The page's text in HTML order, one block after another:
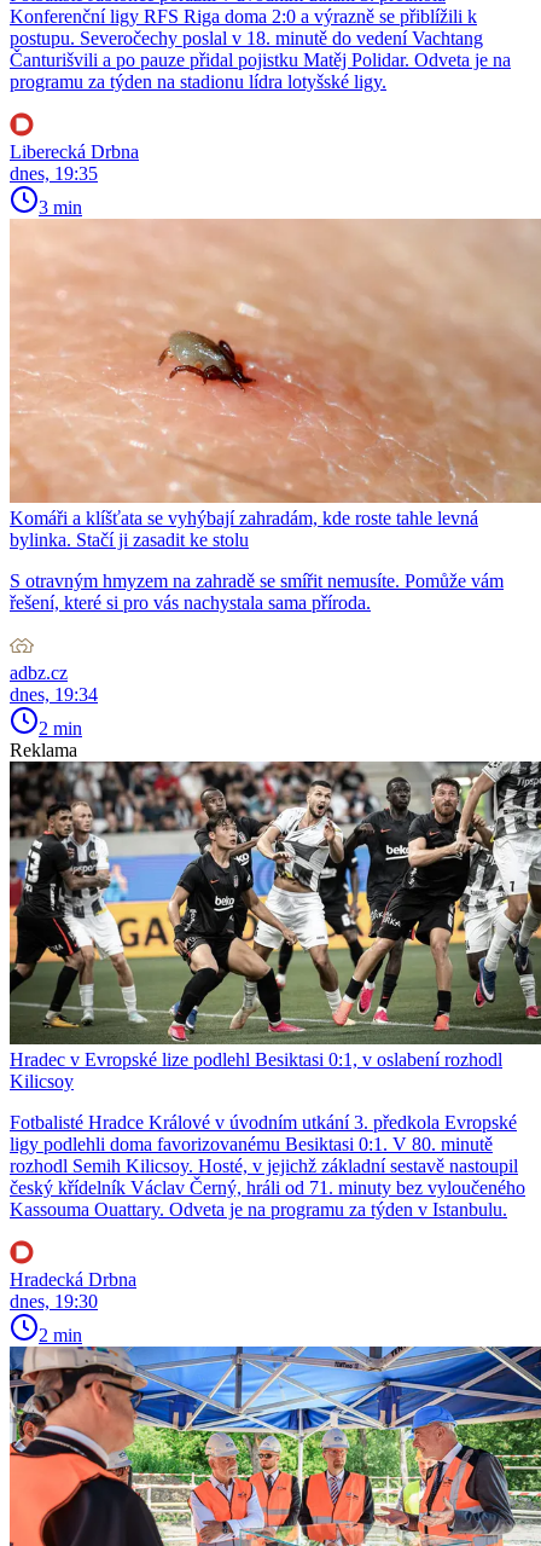
Konferenční ligy RFS Riga doma 2:0 a výrazně se přiblížili k
postupu. Severočechy poslal v 18. minutě do vedení Vachtang
Čanturišvili a po pauze přidal pojistku Matěj Polidar. Odveta je na
programu za týden na stadionu lídra lotyšské ligy.
Liberecká Drbna
dnes, 19:35
3 min
Komáři a klíšťata se vyhýbají zahradám, kde roste tahle levná
bylinka. Stačí ji zasadit ke stolu
S otravným hmyzem na zahradě se smířit nemusíte. Pomůže vám
řešení, které si pro vás nachystala sama příroda.
adbz.cz
dnes, 19:34
2 min
Reklama
Hradec v Evropské lize podlehl Besiktasi 0:1, v oslabení rozhodl
Kilicsoy
Fotbalisté Hradce Králové v úvodním utkání 3. předkola Evropské
ligy podlehli doma favorizovanému Besiktasi 0:1. V 80. minutě
rozhodl Semih Kilicsoy. Hosté, v jejichž základní sestavě nastoupil
český křídelník Václav Černý, hráli od 71. minuty bez vyloučeného
Kassouma Ouattary. Odveta je na programu za týden v Istanbulu.
Hradecká Drbna
dnes, 19:30
2 min